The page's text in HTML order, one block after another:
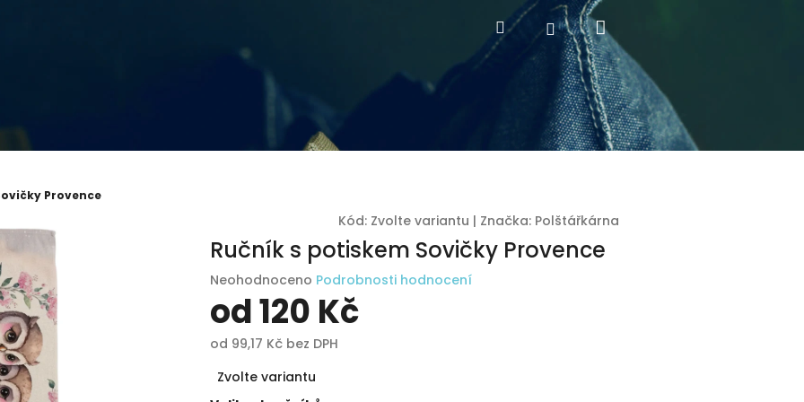
HledatPřihlášeníNákupní
košík
Provence
Kód: Zvolte variantu | Značka: Polštářkárna
Ručník s potiskem Sovičky Provence
Průměrné
hodnocení
produktu
0,0
Neohodnoceno Podrobnosti hodnocení
od120 Kč
od 99,17 Kč bez DPH
cena:
Zvolte variantu